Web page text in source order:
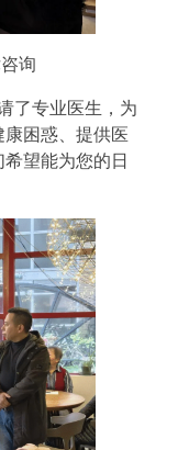
询
了专业医生，为
困惑、提供医
望能为您的日